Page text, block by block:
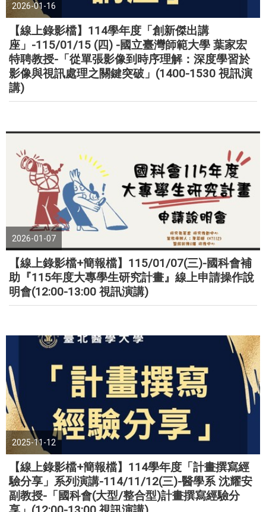
2026-01-16
【線上錄影檔】114學年度「創新傑出講
座」-115/01/15 (四) -國立臺灣師範大學 葉家宏
特聘教授-「從單張影像到時序理解：深度學習於
影像與視訊處理之關鍵突破」(1400-1530 視訊演
講)
2026-01-07
【線上錄影檔+簡報檔】115/01/07(三)-國科會補
助『115年度大專學生研究計畫』線上申請操作說
明會(12:00-13:00 視訊演講)
2025-11-12
【線上錄影檔+簡報檔】114學年度「計畫撰寫經
驗分享」系列演講-114/11/12(三)-醫學系 沈耀安
副教授-「國科會(大型/整合型)計畫撰寫經驗分